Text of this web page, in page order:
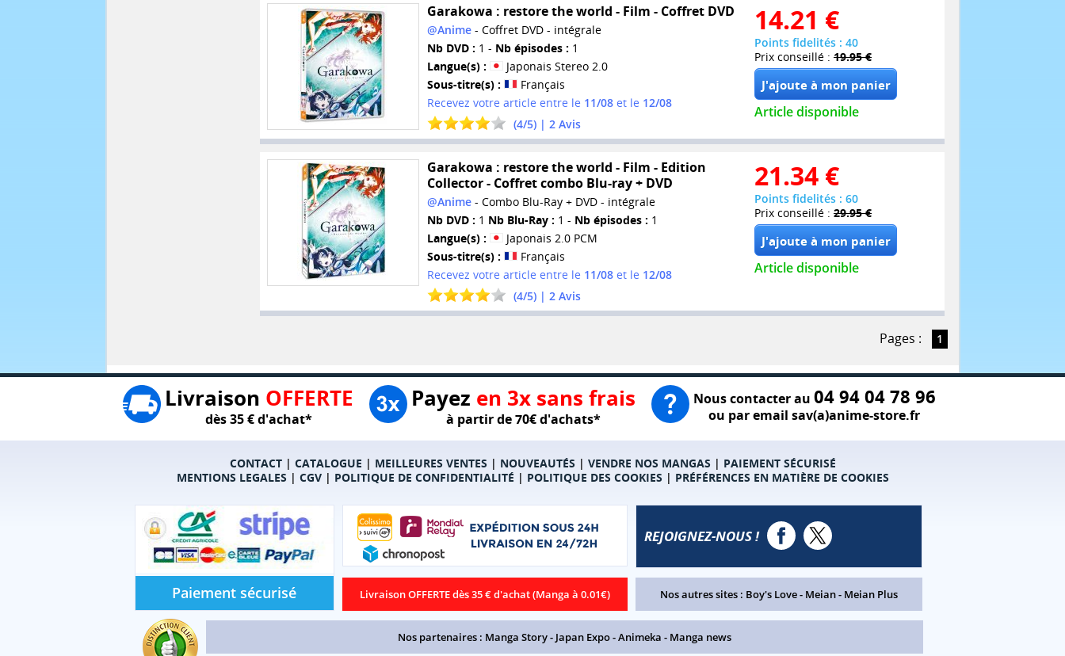
Garakowa : restore the world - Film - Coffret DVD
@Anime- Coffret DVD - intégrale
Nb DVD : 1 - Nb épisodes : 1
Langue(s) :
Japonais Stereo 2.0
Sous-titre(s) :
Français
Recevez votre article entre le 11/08et le 12/08
(4/5) | 2Avis
14.21 €
Points fidelités : 40
Prix conseillé : 19.95 €
Article disponible
Garakowa : restore the world - Film - Edition
Collector - Coffret combo Blu-ray + DVD
@Anime- Combo Blu-Ray + DVD - intégrale
Nb DVD : 1 Nb Blu-Ray : 1 - Nb épisodes : 1
Langue(s) :
Japonais 2.0 PCM
Sous-titre(s) :
Français
Recevez votre article entre le 11/08et le 12/08
(4/5) | 2Avis
21.34 €
Points fidelités : 60
Prix conseillé : 29.95 €
Article disponible
Pages : 1
Livraison OFFERTE
dès 35 € d'achat*
Payez en 3x sans frais
à partir de 70€ d'achats*
Nous contacter au 04 94 04 78 96
ou par email sav(a)anime-store.fr
CONTACT| CATALOGUE | MEILLEURES VENTES | NOUVEAUTÉS | VENDRE NOS MANGAS | PAIEMENT SÉCURISÉ
MENTIONS LEGALES | CGV| POLITIQUE DE CONFIDENTIALITÉ | POLITIQUE DES COOKIES | PRÉFÉRENCES EN MATIÈRE DE COOKIES
Paiement sécurisé Livraison OFFERTE dès 35 € d'achat (Manga à 0.01€)
REJOIGNEZ-NOUS !
Nos autres sites : Boy's Love- Meian- Meian Plus
Nos partenaires : Manga Story- Japan Expo-Animeka - Manga news